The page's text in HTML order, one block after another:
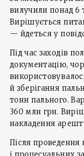
вилучили понад 6
Вирішується
— йдеться у
Під час заходів
документацію,
й зберігання
тонн пального.
360 млн грн.
накладення
Після проведення